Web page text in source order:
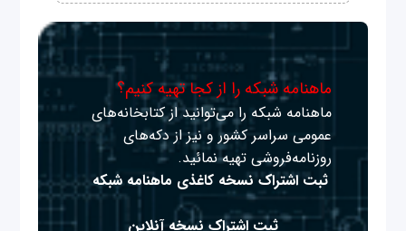
ماهنامه شبکه را از کجا تهیه کنیم؟
ماهنامه شبکه را می‌توانید از کتابخانه‌های
عمومی سراسر کشور و نیز از دکه‌های
روزنامه‌فروشی تهیه نمائید.
ثبت اشتراک نسخه کاغذی ماهنامه شبکه
ثبت اشتراک نسخه آنلاین